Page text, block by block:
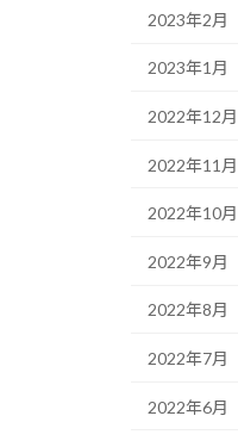
2023年2月
2023年1月
2022年12月
2022年11月
2022年10月
2022年9月
2022年8月
2022年7月
2022年6月